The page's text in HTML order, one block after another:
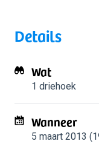
Details
Wat
1 driehoek
Wanneer
5 maart 2013